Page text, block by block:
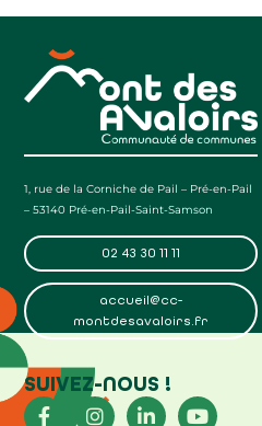
1, rue de la Corniche de Pail – Pré-en-Pail
– 53140 Pré-en-Pail-Saint-Samson
02 43 30 11 11
accueil@cc-
montdesavaloirs.fr
SUIVEZ-NOUS !